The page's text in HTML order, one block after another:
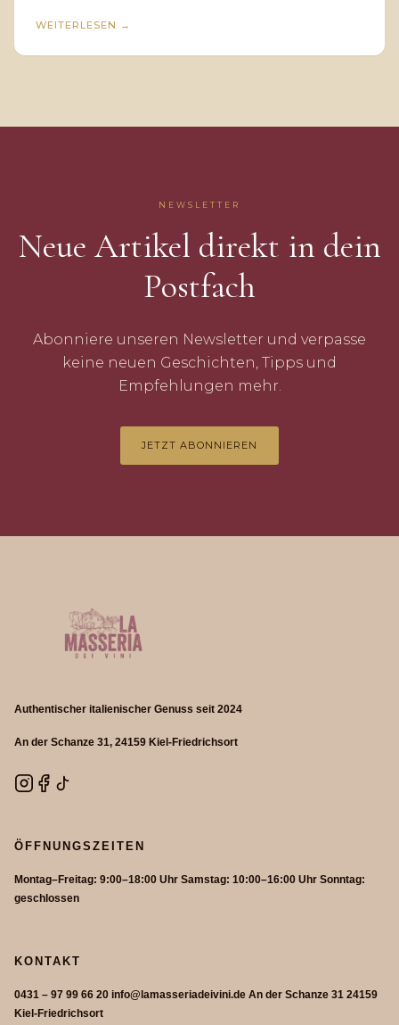
WEITERLESEN →
NEWSLETTER
Neue Artikel direkt in dein
Postfach
Abonniere unseren Newsletter und verpasse
keine neuen Geschichten, Tipps und
Empfehlungen mehr.
JETZT ABONNIEREN
Authentischer italienischer Genuss seit 2024
An der Schanze 31, 24159 Kiel-Friedrichsort
ÖFFNUNGSZEITEN
Montag–Freitag: 9:00–18:00 Uhr Samstag: 10:00–16:00 Uhr Sonntag:
geschlossen
KONTAKT
0431 – 97 99 66 20 info@lamasseriadeivini.de An der Schanze 31 24159
Kiel-Friedrichsort